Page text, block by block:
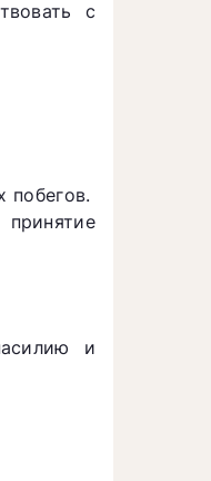
с
побегов.
и